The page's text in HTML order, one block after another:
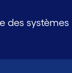
des